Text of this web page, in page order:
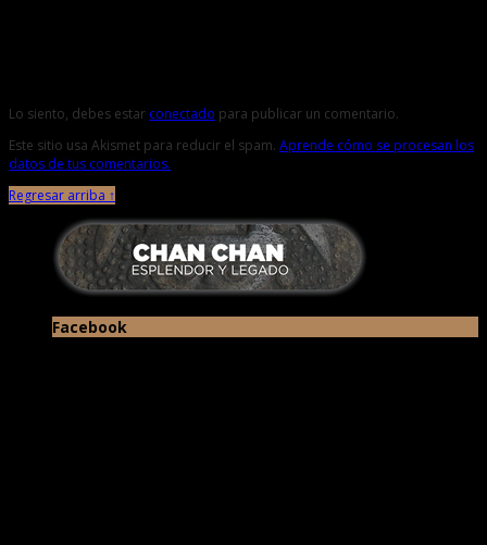
Lo siento, debes estar conectado para publicar un comentario.
Este sitio usa Akismet para reducir el spam. Aprende cómo se procesan los
datos de tus comentarios.
Regresar arriba ↑
Facebook